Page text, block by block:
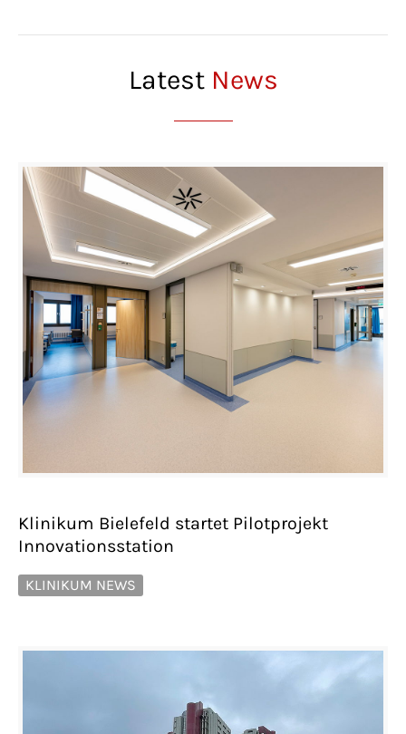
Latest News
Klinikum Bielefeld startet Pilotprojekt
Innovationsstation
KLINIKUM NEWS